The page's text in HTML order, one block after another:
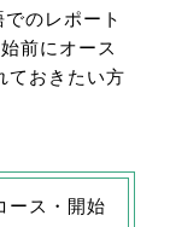
のレポート
前にオース
ておきたい方
ース・開始